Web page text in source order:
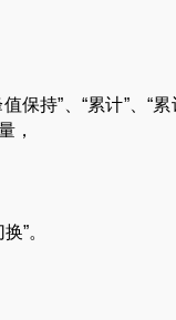
保持”、“累计”、“累
，
”。